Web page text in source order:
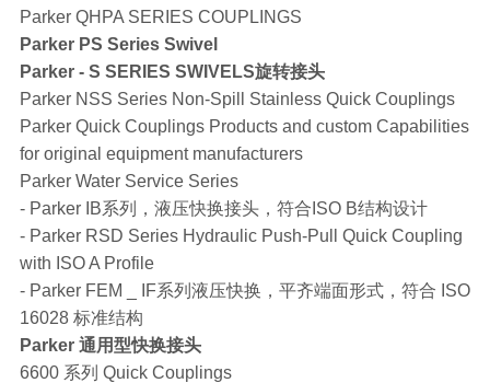
Parker QHPA SERIES COUPLINGS
Parker PS Series Swivel
Parker - S SERIES SWIVELS旋转接头
Parker NSS Series Non-Spill Stainless Quick Couplings
Parker Quick Couplings Products and custom Capabilities
for original equipment manufacturers
Parker Water Service Series
- Parker IB系列，液压快换接头，符合ISO B结构设计
- Parker RSD Series Hydraulic Push-Pull Quick Coupling
with ISO A Profile
- Parker FEM _ IF系列液压快换，平齐端面形式，符合 ISO
16028 标准结构
Parker 通用型快换接头
6600 系列 Quick Couplings